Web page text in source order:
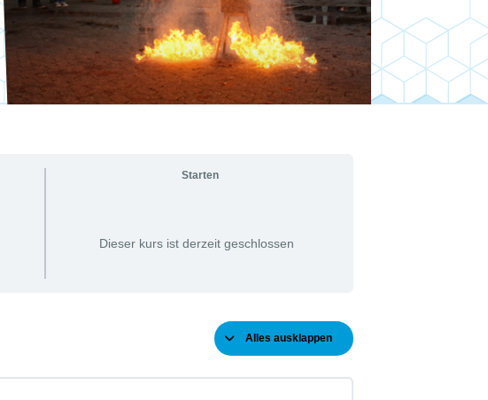
Starten
Dieser kurs ist derzeit geschlossen
Alles ausklappen
Kapitel